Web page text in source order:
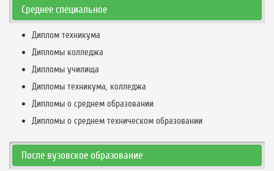
Среднее специальное
Диплом техникума
Дипломы колледжа
Дипломы училища
Дипломы техникума, колледжа
Дипломы о среднем образовании
Дипломы о среднем техническом образовании
После вузовское образование